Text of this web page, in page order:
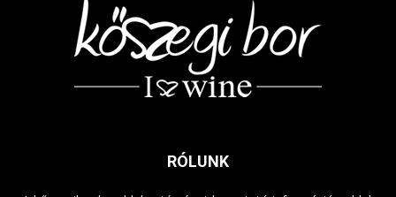
RÓLUNK